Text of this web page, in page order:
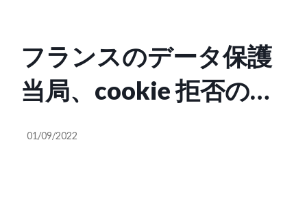
フランスのデータ保護
当局、cookie 拒否の操
作が許可の操作よりも
01/09/2022